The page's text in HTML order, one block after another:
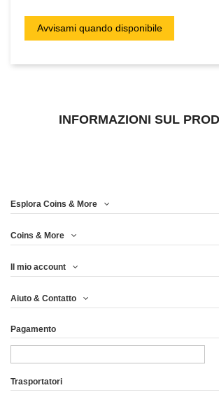
INFORMAZIONI SUL
Esplora Coins & More
Coins & More
Il mio account
Aiuto & Contatto
Pagamento
Trasportatori